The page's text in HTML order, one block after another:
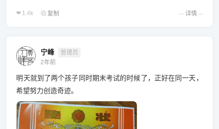
1.4k 复制 详情
宁峰
管理员
2年前
明天就到了两个孩子同时期末考试的时候了，正好在同一天，
希望努力创造奇迹。